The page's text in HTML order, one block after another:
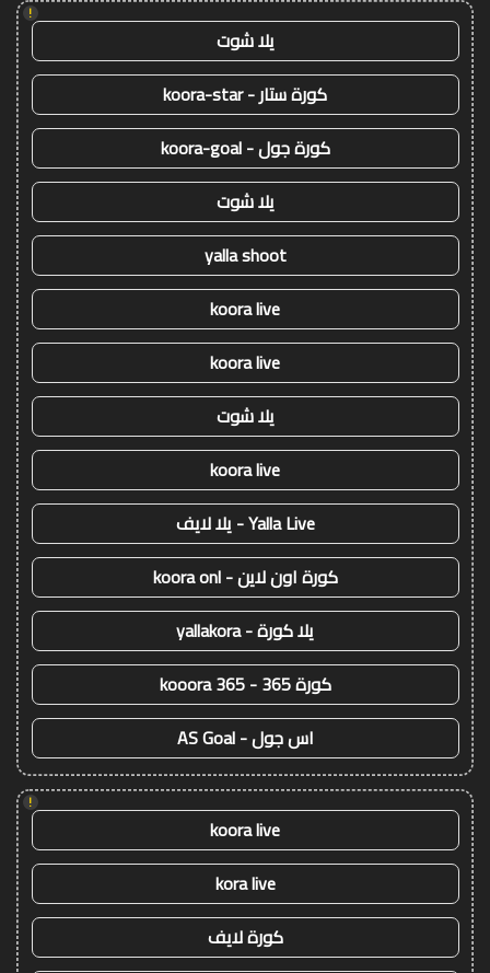
!
يلا شوت
كورة ستار - koora-star
كورة جول - koora-goal
يلا شوت
yalla shoot
koora live
koora live
يلا شوت
koora live
Yalla Live - يلا لايف
كورة اون لاين - koora onl
يلا كورة - yallakora
كورة 365 - kooora 365
اس جول - AS Goal
!
koora live
kora live
كورة لايف